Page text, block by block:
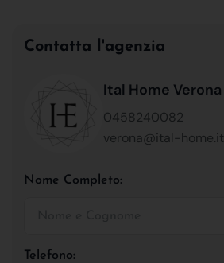
Contatta l'agenzia
Ital Home Verona
0458240082
verona@ital-home.it
Nome Completo:
Telefono: